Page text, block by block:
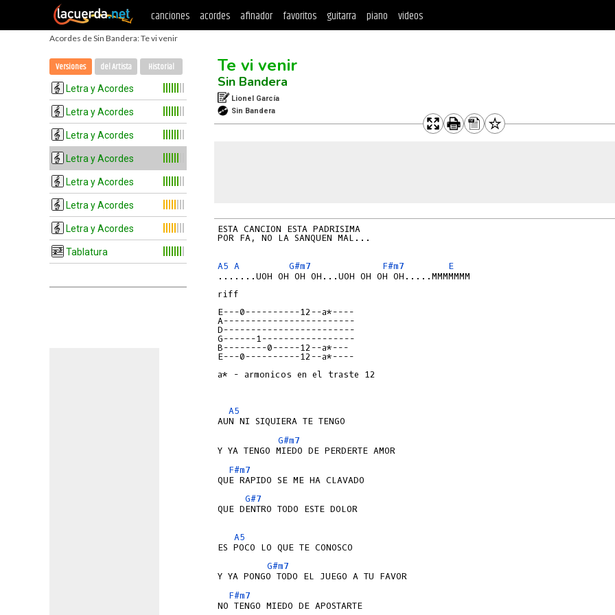
canciones acordes afinador favoritos guitarra piano videos
Acordes de Sin Bandera: Te vi venir
Versiones del Artista Historial
Letra y Acordes
Letra y Acordes
Letra y Acordes
Letra y Acordes
Letra y Acordes
Letra y Acordes
Letra y Acordes
Tablatura
Te vi venir
Sin Bandera
Lionel García
Sin Bandera
ESTA CANCION ESTA PADRISIMA
POR FA, NO LA SANQUEN MAL...
A5 A G#m7 F#m7
E
.......UOH OH OH OH...UOH OH OH OH.....MMMMMMM
riff
E---0----------12--a*----
A------------------------
D------------------------
G------1-----------------
B--------0-----12--a*---
E---0----------12--a*----
a* - armonicos en el traste 12
A5
G#m7
F#m7
G#7
QUE DENTRO TODO ESTE DOLOR
A5
G#m7
F#m7